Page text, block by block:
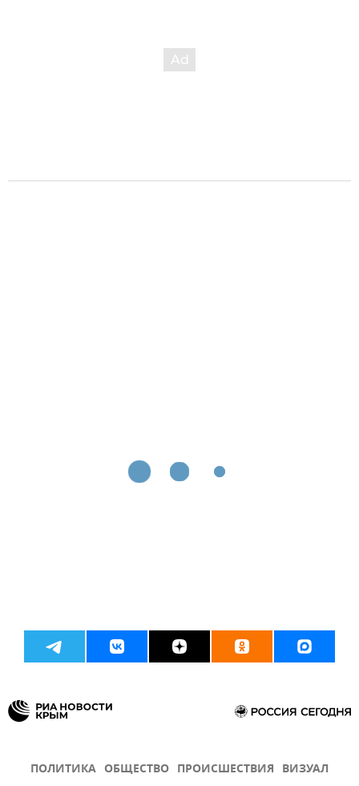
ПОЛИТИКА ОБЩЕСТВО ПРОИСШЕСТВИЯ ВИЗУАЛ